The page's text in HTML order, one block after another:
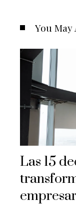
You May
Las 15